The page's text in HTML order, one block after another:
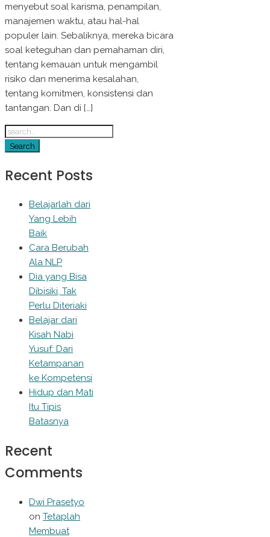
menyebut soal karisma, penampilan,
manajemen waktu, atau hal-hal
populer lain. Sebaliknya, mereka bicara
soal keteguhan dan pemahaman diri,
tentang kemauan untuk mengambil
risiko dan menerima kesalahan,
tentang komitmen, konsistensi dan
tantangan. Dan di […]
Recent Posts
Belajarlah dari
Yang Lebih
Baik
Cara Berubah
Ala NLP
Dia yang Bisa
Dibisiki, Tak
Perlu Diteriaki
Belajar dari
Kisah Nabi
Yusuf: Dari
Ketampanan
ke Kompetensi
Hidup dan Mati
Itu Tipis
Batasnya
Recent
Comments
Dwi Prasetyo
on Tetaplah
Membuat